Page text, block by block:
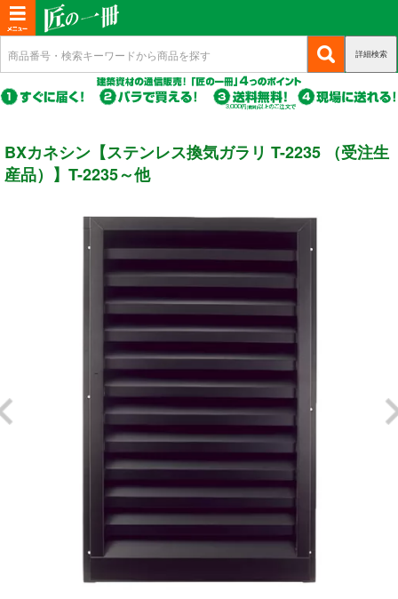
T
o
g
g
e
n
n
新規会員登録(c
u
r
n
ログイン
(c
e
マイページ
u
r
n
t)
基礎・土台関連
機械打 釘・ビス
防水・気密部材
詳細検索
BXカネシン【ステンレス換気ガラリ T-2235 （受注生
産品）】T-2235～他